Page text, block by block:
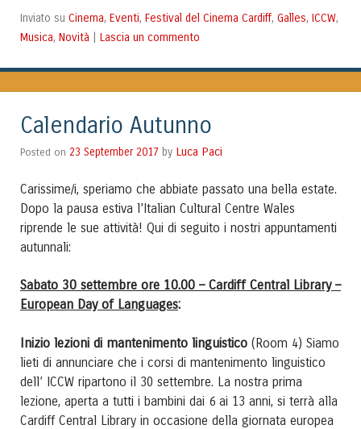
Inviato su Cinema, Eventi, Festival del Cinema Cardiff, Galles, ICCW,
Musica, Novità Lascia un commento
Calendario Autunno
Posted on 23 September 2017 by Luca Paci
Carissime/i, speriamo che abbiate passato una bella estate.
Dopo la pausa estiva l’Italian Cultural Centre Wales
riprende le sue attività! Qui di seguito i nostri appuntamenti
autunnali:
Sabato 30 settembre ore 10.00 – Cardiff Central Library –
European Day of Languages:
Inizio lezioni di mantenimento linguistico (Room 4) Siamo
lieti di annunciare che i corsi di mantenimento linguistico
dell’ ICCW ripartono il 30 settembre. La nostra prima
lezione, aperta a tutti i bambini dai 6 ai 13 anni, si terrà alla
Cardiff Central Library in occasione della giornata europea